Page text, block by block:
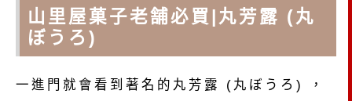
山里屋菓子老舗必買|丸芳露 (丸
ぼうろ)
一進門就會看到著名的丸芳露 (丸ぼうろ) ，